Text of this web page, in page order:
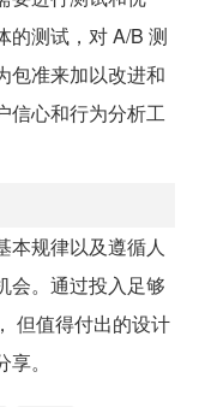
的测试，对 A/B 测
包准来加以改进和
信心和行为分析工
本规律以及遵循人
会。通过投入足够
但值得付出的设计
。